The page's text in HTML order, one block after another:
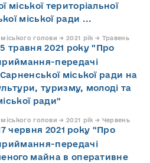
міської територіальної
міської ради ...
голови → 2021 рік → Травень
травня 2021 року "Про
передачі
міської ради на
туризму, молоді та
ради"
голови → 2021 рік → Червень
червня 2021 року "Про
передачі
майна в оперативне